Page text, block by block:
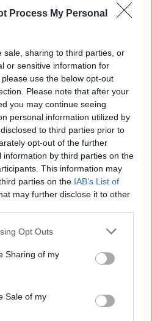
Process My Personal
sale, sharing to third parties, or
or sensitive information for
use the below opt-out
Please note that after your
you may continue seeing
personal information utilized by
to third parties prior to
opt-out of the further
by third parties on the
This information may
parties on the IAB’s List of
may further disclose it to other
Opt Outs
Sharing of my
Sale of my